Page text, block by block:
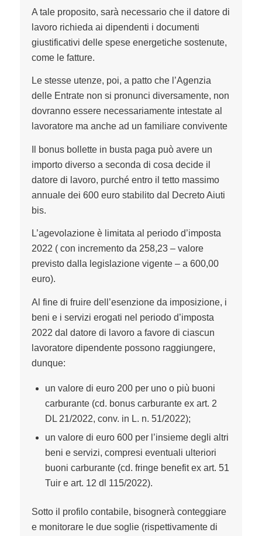
A tale proposito, sarà necessario che il datore di
lavoro richieda ai dipendenti i documenti
giustificativi delle spese energetiche sostenute,
come le fatture.
Le stesse utenze, poi, a patto che l’Agenzia
delle Entrate non si pronunci diversamente, non
dovranno essere necessariamente intestate al
lavoratore ma anche ad un familiare convivente
Il bonus bollette in busta paga può avere un
importo diverso a seconda di cosa decide il
datore di lavoro, purché entro il tetto massimo
annuale dei 600 euro stabilito dal Decreto Aiuti
bis.
L’agevolazione è limitata al periodo d’imposta
2022 ( con incremento da 258,23 – valore
previsto dalla legislazione vigente – a 600,00
euro).
Al fine di fruire dell’esenzione da imposizione, i
beni e i servizi erogati nel periodo d’imposta
2022 dal datore di lavoro a favore di ciascun
lavoratore dipendente possono raggiungere,
dunque:
un valore di euro 200 per uno o più buoni
carburante (cd. bonus carburante ex art. 2
DL 21/2022, conv. in L. n. 51/2022);
un valore di euro 600 per l’insieme degli altri
beni e servizi, compresi eventuali ulteriori
buoni carburante (cd. fringe benefit ex art. 51
Tuir e art. 12 dl 115/2022).
Sotto il profilo contabile, bisognerà conteggiare
e monitorare le due soglie (rispettivamente di